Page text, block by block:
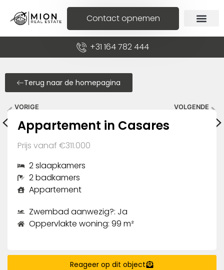
Contact opnemen
+31 164 782 444
Terug naar de homepagina
VORIGE VOLGENDE
Appartement in Casares
Prijs vanaf €311.000
2 slaapkamers
2 badkamers
Appartement
Zwembad aanwezig?: Ja
Oppervlakte woning: 99 m²
Reageer op dit object